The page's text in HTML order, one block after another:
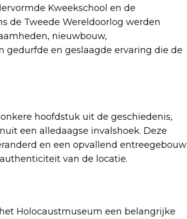
Kweekschool en de
de Tweede Wereldoorlog werden
nieuwbouw,
en geslaagde ervaring die de
hoofdstuk uit de geschiedenis,
een alledaagse invalshoek. Deze
en een opvallend entreegebouw
van de locatie.
Holocaustmuseum een belangrijke